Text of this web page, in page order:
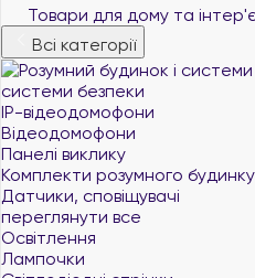
Товари для дому та
Всі категорії
системи безпеки
IP-відеодомофони
Відеодомофони
Панелі виклику
Комплекти розумного будинку
Датчики, сповіщувачі
переглянути все
Освітлення
Лампочки